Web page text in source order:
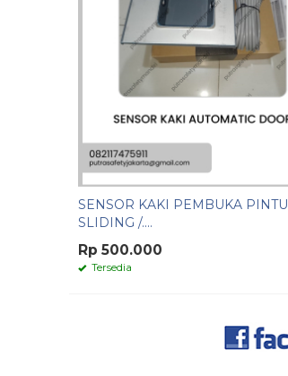
SENSOR KAKI PEMBUKA PINTU
SLIDING /....
Rp 500.000
Tersedia